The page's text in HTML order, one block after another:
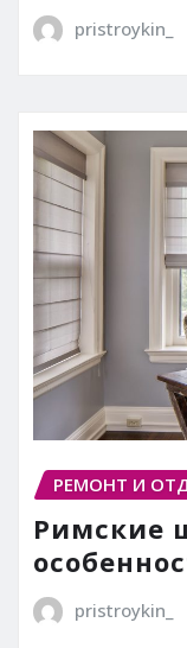
pristroykin_
РЕМОНТ И
Римские
pristroykin_